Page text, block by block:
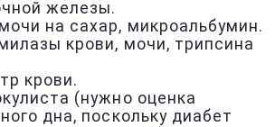
железы.
на сахар, микроальбумин.
крови, мочи, трипсина
крови.
(нужно оценка
дна, поскольку диабет